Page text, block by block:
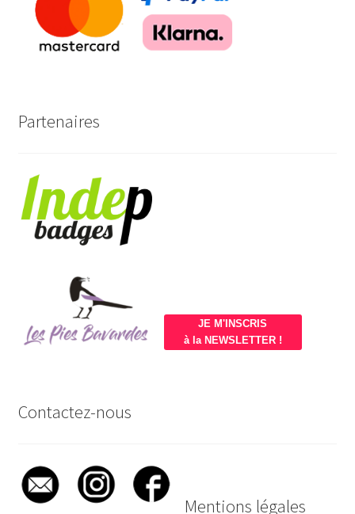
Partenaires
JE M'INSCRIS
à la NEWSLETTER !
Contactez-nous
Mentions légales